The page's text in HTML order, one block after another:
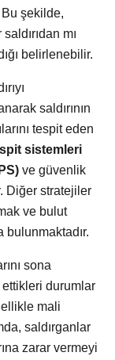
Bu şekilde,
mı
belirlenebilir.
saldırının
tespit eden
sistemleri
ve güvenlik
Diğer stratejiler
ve bulut
sona
durumlar
mali
saldırganlar
zarar vermeyi